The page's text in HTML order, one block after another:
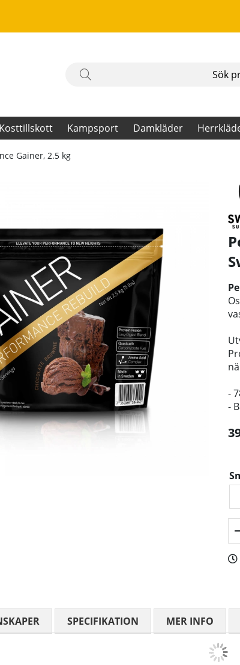
Kosttillskott Kampsport Damkläder
Gainer, 2.5 kg
-
-
SPECIFIKATION MER INFO